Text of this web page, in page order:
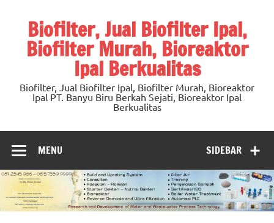
contentBiofilter, Jual Biofilter Ipal,
Biofilter Murah, Bioreaktor
Ipal Berkualitas
Biofilter, Jual Biofilter Ipal, Biofilter Murah, Bioreaktor
Ipal PT. Banyu Biru Berkah Sejati, Bioreaktor Ipal
Berkualitas
SIDEBAR
MENU